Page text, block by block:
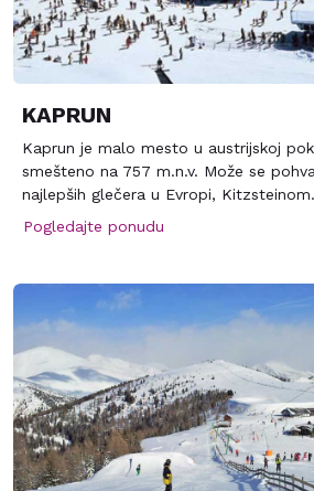
KAPRUN
Kaprun je malo mesto u austrijskoj
smešteno na 757 m.n.v. Može se
najlepših glečera u Evropi,
koja traje oko deset meseci,
najpoželjnijih destinacija u Austriji.
se skijanjem bave rekreativno. S
busevi pokrivaju oba skijališta, za
preporučuje mesto Zell am See,
koje obiluje težim stazama.…
Pogledajte ponudu